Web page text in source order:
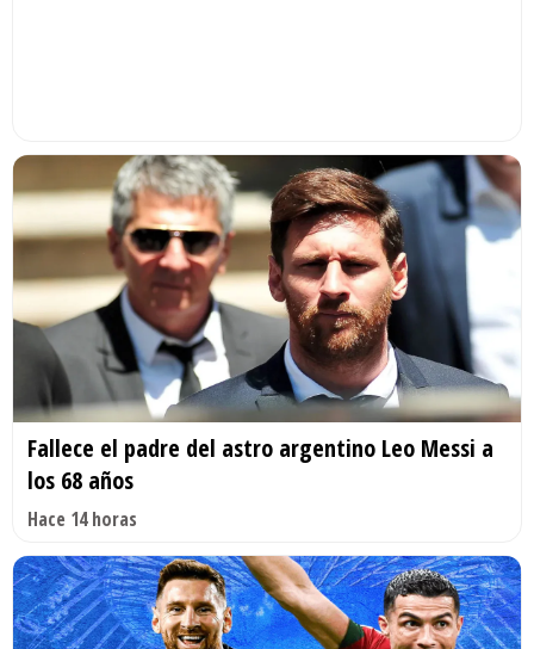
Fallece el padre del astro argentino Leo Messi a
los 68 años
Hace 14 horas